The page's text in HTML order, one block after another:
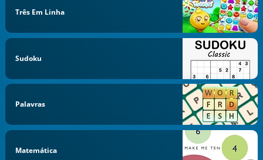
Três Em Linha
Sudoku
Palavras
Matemática